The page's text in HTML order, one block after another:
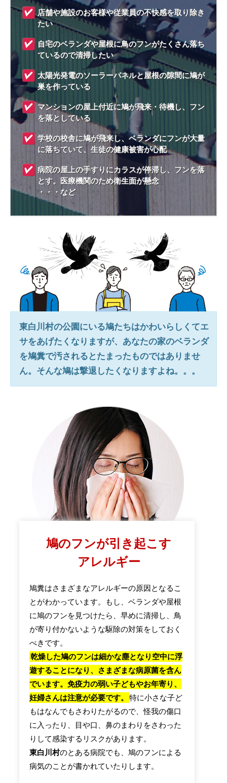
店舗や施設のお客様や従業員の不快感を取り除き
たい
自宅のベランダや屋根に鳥のフンがたくさん落ち
ているので清掃したい
太陽光発電のソーラーパネルと屋根の隙間に鳩が
巣を作っている
マンションの屋上付近に鳩が飛来・待機し、フン
を落としている
学校の校舎に鳩が飛来し、ベランダにフンが大量
に落ちていて、生徒の健康被害が心配
病院の屋上の手すりにカラスが停滞し、フンを落
とす。医療機関のため衛生面が懸念
・・・など
東白川村の公園にいる鳩たちはかわいらしくてエ
サをあげたくなりますが、あなたの家のベランダ
を鳩糞で汚されるとたまったものではありませ
ん。そんな鳩は撃退したくなりますよね。。。
鳩のフンが引き起こす
アレルギー
鳩糞はさまざまなアレルギーの原因となるこ
とがわかっています。もし、ベランダや屋根
に鳩のフンを見つけたら、早めに清掃し、鳥
が寄り付かないような駆除の対策をしておく
べきです。
乾燥した鳩のフンは細かな塵となり空中に浮
遊することになり、さまざまな病原菌を含ん
でいます。免疫力の弱い子どもやお年寄り、
妊婦さんは注意が必要です。
特に小さな子ど
もはなんでもさわりたがるので、怪我の傷口
に入ったり、目や口、鼻のまわりをさわった
りして感染するリスクがあります。
東白川村のとある病院でも、鳩のフンによる
病気のことが書かれていたりします。